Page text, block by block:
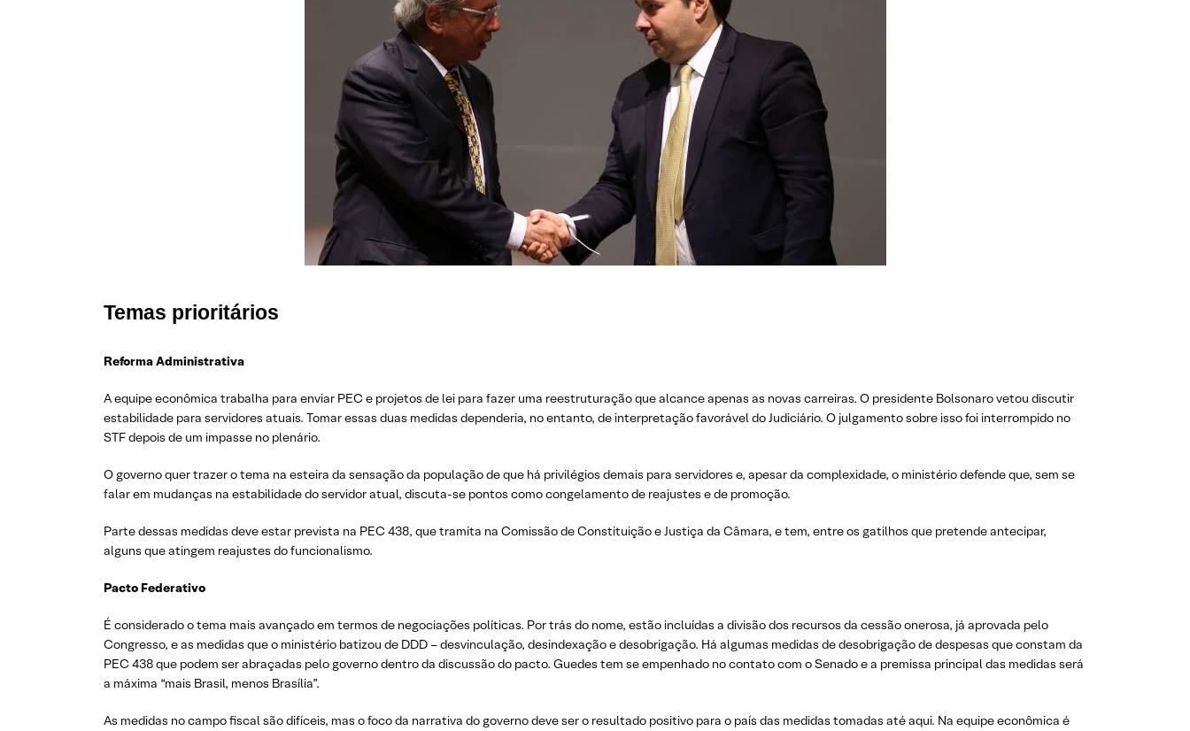
Temas prioritários
Reforma Administrativa
A equipe econômica trabalha para enviar PEC e projetos de lei para fazer uma reestruturação que alcance apenas as novas carreiras. O presidente Bolsonaro vetou discutir
estabilidade para servidores atuais. Tomar essas duas medidas dependeria, no entanto, de interpretação favorável do Judiciário. O julgamento sobre isso foi interrompido no
STF depois de um impasse no plenário.
O governo quer trazer o tema na esteira da sensação da população de que há privilégios demais para servidores e, apesar da complexidade, o ministério defende que, sem se
falar em mudanças na estabilidade do servidor atual, discuta-se pontos como congelamento de reajustes e de promoção.
Parte dessas medidas deve estar prevista na PEC 438, que tramita na Comissão de Constituição e Justiça da Câmara, e tem, entre os gatilhos que pretende antecipar,
alguns que atingem reajustes do funcionalismo.
Pacto Federativo
É considerado o tema mais avançado em termos de negociações políticas. Por trás do nome, estão incluídas a divisão dos recursos da cessão onerosa, já aprovada pelo
Congresso, e as medidas que o ministério batizou de DDD – desvinculação, desindexação e desobrigação. Há algumas medidas de desobrigação de despesas que constam da
PEC 438 que podem ser abraçadas pelo governo dentro da discussão do pacto. Guedes tem se empenhado no contato com o Senado e a premissa principal das medidas será
a máxima “mais Brasil, menos Brasília”.
As medidas no campo fiscal são difíceis, mas o foco da narrativa do governo deve ser o resultado positivo para o país das medidas tomadas até aqui. Na equipe econômica é